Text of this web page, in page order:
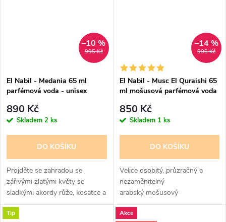
995 Kč
–10 %
El Nabil - Medania 65 ml
parfémová voda - unisex
890 Kč
Skladem 2 ks
DO KOŠÍKU
Projděte se zahradou se
zářivými zlatými květy se
sladkými akordy růže, kosatce a
pomerančového květu. Vše
vylepšeno podmanivými a
995 Kč
–14 %
El Nabil - Musc El Quraishi 65
ml mošusová parfémová voda
850 Kč
Skladem 1 ks
DO KOŠÍKU
Velice osobitý, průzračný a
nezaměnitelný
arabský mošusový
pižmový parfém pro ženy. Vůně
čistoty a nevinosti
Tip
Akce